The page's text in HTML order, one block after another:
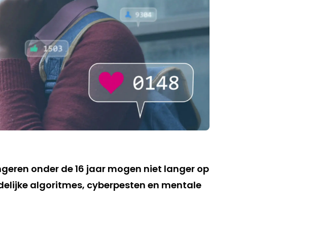
onder de 16 jaar mogen niet langer op
algoritmes, cyberpesten en mentale